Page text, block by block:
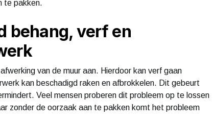
te pakken.
behang, verf en
van de muur aan. Hierdoor kan verf gaan
kan beschadigd raken en afbrokkelen. Dit gebeurt
Veel mensen proberen dit probleem op te lossen
zonder de oorzaak aan te pakken komt het probleem